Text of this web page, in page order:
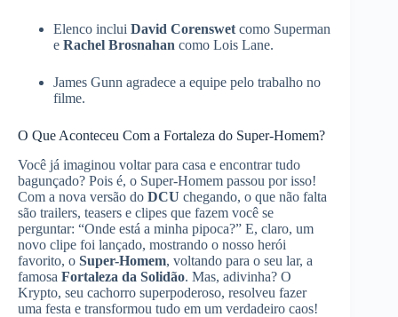
Elenco inclui David Corenswet como Superman
e Rachel Brosnahan como Lois Lane.
James Gunn agradece a equipe pelo trabalho no
filme.
O Que Aconteceu Com a Fortaleza do Super-Homem?
Você já imaginou voltar para casa e encontrar tudo
bagunçado? Pois é, o Super-Homem passou por isso!
Com a nova versão do DCU chegando, o que não falta
são trailers, teasers e clipes que fazem você se
perguntar: “Onde está a minha pipoca?” E, claro, um
novo clipe foi lançado, mostrando o nosso herói
favorito, o Super-Homem, voltando para o seu lar, a
famosa Fortaleza da Solidão. Mas, adivinha? O
Krypto, seu cachorro superpoderoso, resolveu fazer
uma festa e transformou tudo em um verdadeiro caos!